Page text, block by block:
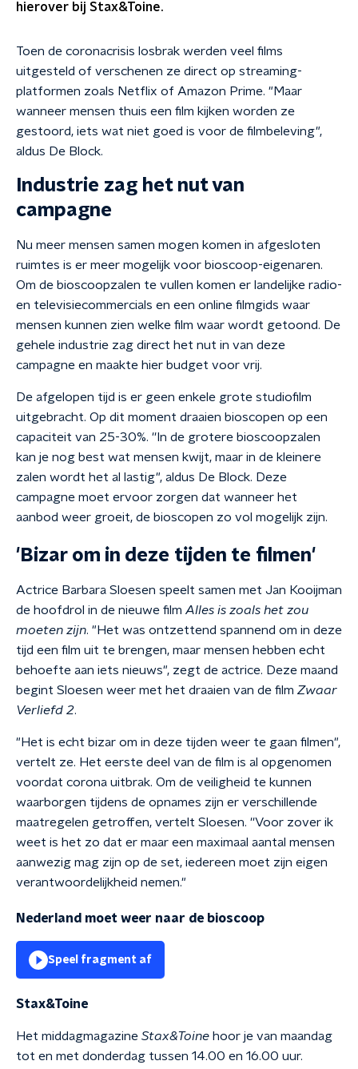
hierover bij Stax&Toine.
Toen de coronacrisis losbrak werden veel films
uitgesteld of verschenen ze direct op streaming-
platformen zoals Netflix of Amazon Prime. "Maar
wanneer mensen thuis een film kijken worden ze
gestoord, iets wat niet goed is voor de filmbeleving",
aldus De Block.
Industrie zag het nut van
campagne
Nu meer mensen samen mogen komen in afgesloten
ruimtes is er meer mogelijk voor bioscoop-eigenaren.
Om de bioscoopzalen te vullen komen er landelijke radio-
en televisiecommercials en een online filmgids waar
mensen kunnen zien welke film waar wordt getoond. De
gehele industrie zag direct het nut in van deze
campagne en maakte hier budget voor vrij.
De afgelopen tijd is er geen enkele grote studiofilm
uitgebracht. Op dit moment draaien bioscopen op een
capaciteit van 25-30%. ''In de grotere bioscoopzalen
kan je nog best wat mensen kwijt, maar in de kleinere
zalen wordt het al lastig", aldus De Block. Deze
campagne moet ervoor zorgen dat wanneer het
aanbod weer groeit, de bioscopen zo vol mogelijk zijn.
'Bizar om in deze tijden te filmen'
Actrice Barbara Sloesen speelt samen met Jan Kooijman
de hoofdrol in de nieuwe film Alles is zoals het zou
moeten zijn. "Het was ontzettend spannend om in deze
tijd een film uit te brengen, maar mensen hebben echt
behoefte aan iets nieuws", zegt de actrice. Deze maand
begint Sloesen weer met het draaien van de film Zwaar
Verliefd 2.
"Het is echt bizar om in deze tijden weer te gaan filmen",
vertelt ze. Het eerste deel van de film is al opgenomen
voordat corona uitbrak. Om de veiligheid te kunnen
waarborgen tijdens de opnames zijn er verschillende
maatregelen getroffen, vertelt Sloesen. ''Voor zover ik
weet is het zo dat er maar een maximaal aantal mensen
aanwezig mag zijn op de set, iedereen moet zijn eigen
verantwoordelijkheid nemen."
Nederland moet weer naar de bioscoop
Speel fragment af
Stax&Toine
Het middagmagazine Stax&Toine hoor je van maandag
tot en met donderdag tussen 14.00 en 16.00 uur.